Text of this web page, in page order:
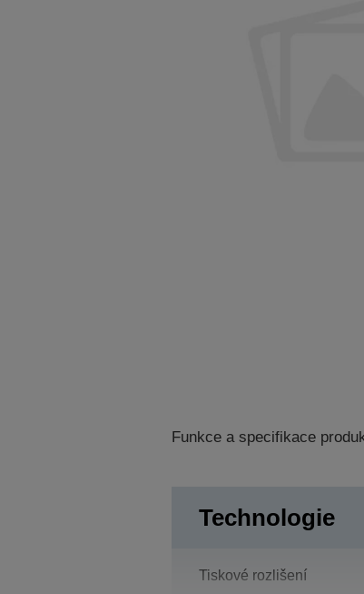
Funkce a specifikace
Technologie
Tiskové rozlišení